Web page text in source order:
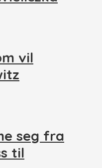
vil
seg fra
til